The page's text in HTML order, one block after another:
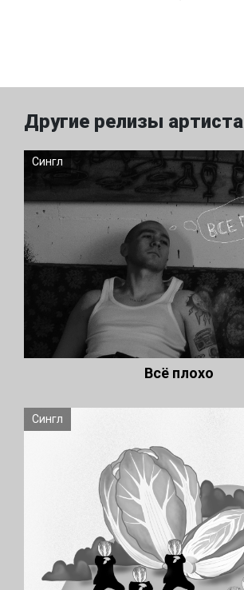
Другие релизы артиста
Сингл
Всё плохо
Сингл